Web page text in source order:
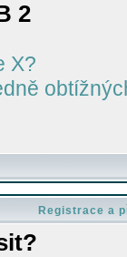
2
X?
Registrace a